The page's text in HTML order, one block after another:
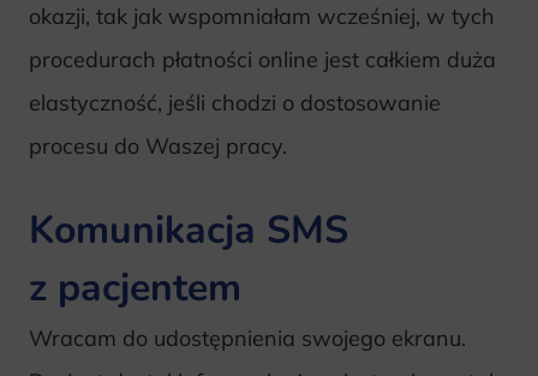
okazji, tak jak wspomniałam wcześniej, w tych
procedurach płatności online jest całkiem duża
elastyczność, jeśli chodzi o dostosowanie
procesu do Waszej pracy.
Komunikacja SMS
z pacjentem
Wracam do udostępnienia swojego ekranu.